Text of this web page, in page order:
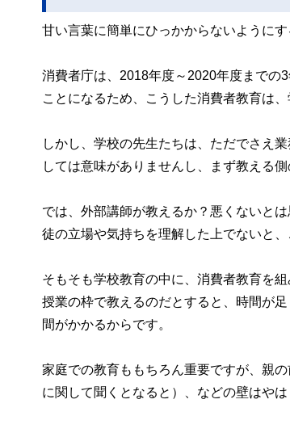
甘い言葉に簡単にひっかからないように
消費者庁は、2018年度～2020年度までの
ことになるため、こうした消費者教育は
しかし、学校の先生たちは、ただでさえ
しては意味がありませんし、まず教える
では、外部講師が教えるか？悪くないと
徒の立場や気持ちを理解した上でないと
そもそも学校教育の中に、消費者教育を
授業の枠で教えるのだとすると、時間が
間がかかるからです。
家庭での教育ももちろん重要ですが、親
に関して聞くとなると）、などの壁はや